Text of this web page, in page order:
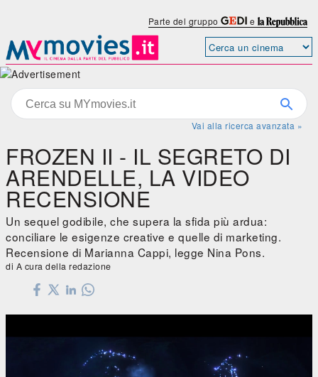
Parte del gruppo e
Vai alla ricerca avanzata »
FROZEN II - IL SEGRETO DI
ARENDELLE, LA VIDEO
RECENSIONE
Un sequel godibile, che supera la sfida più ardua:
conciliare le esigenze creative e quelle di marketing.
Recensione di Marianna Cappi, legge Nina Pons.
di A cura della redazione